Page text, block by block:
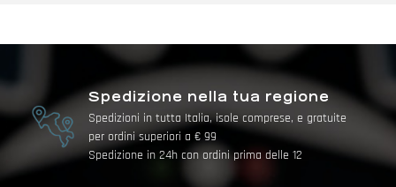
Spedizione nella tua regione
Spedizioni in tutta Italia, isole comprese, e gratuite
per ordini superiori a € 99
Spedizione in 24h con ordini prima delle 12